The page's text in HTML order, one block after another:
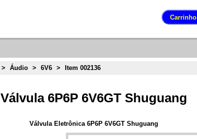
> Áudio > 6V6 > Item 002136
Válvula 6P6P 6V6GT Shuguang
Válvula Eletrônica 6P6P 6V6GT Shuguang